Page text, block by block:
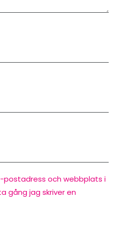
postadress och webbplats i
gång jag skriver en